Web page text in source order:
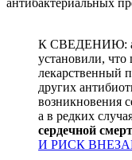
антибактериальных
К СВЕДЕНИЮ:
установили,
лекарственный
других
возникновения
а в редких
сердечной
И РИСК